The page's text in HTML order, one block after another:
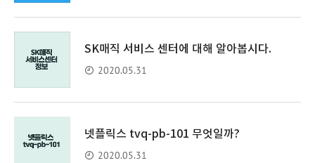
SK매직 서비스 센터에 대해 알아봅시다.
2020.05.31
넷플릭스 tvq-pb-101 무엇일까?
2020.05.31